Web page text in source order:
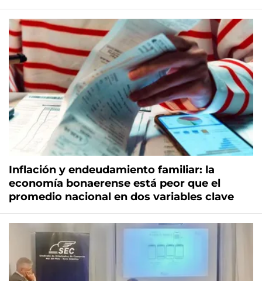
Inflación y endeudamiento familiar: la
economía bonaerense está peor que el
promedio nacional en dos variables clave